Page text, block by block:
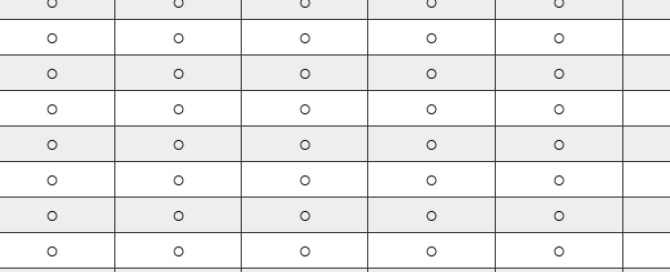
○ ○ ○ ○ ○
○ ○ ○ ○ ○
○ ○ ○ ○ ○
○ ○ ○ ○ ○
○ ○ ○ ○ ○
○ ○ ○ ○ ○
○ ○ ○ ○ ○